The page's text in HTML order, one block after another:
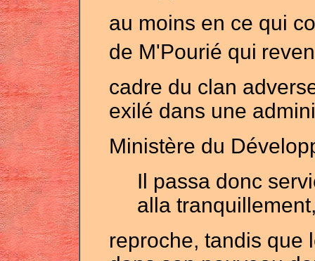
au moins en ce qui
de M'Pourié qui
cadre du clan
exilé dans une
Ministère du
Il passa donc
alla
reproche, tandis que